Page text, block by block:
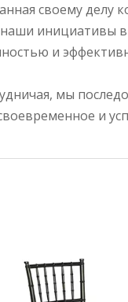
своему делу
инициативы
и
мы
и